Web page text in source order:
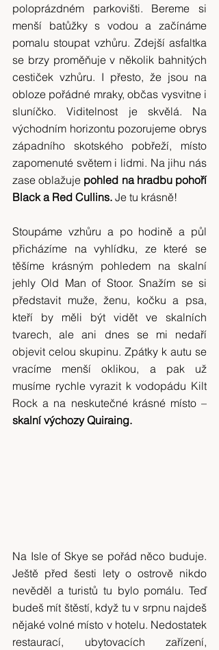
poloprázdném parkovišti. Bereme si
menší batůžky s vodou a začínáme
pomalu stoupat vzhůru. Zdejší asfaltka
se brzy proměňuje v několik bahnitých
cestiček vzhůru. I přesto, že jsou na
obloze pořádné mraky, občas vysvitne i
sluníčko. Viditelnost je skvělá. Na
východním horizontu pozorujeme obrys
západního skotského pobřeží, místo
zapomenuté světem i lidmi. Na jihu nás
zase oblažuje pohled na hradbu pohoří
Black a Red Cullins. Je tu krásně!
Stoupáme vzhůru a po hodině a půl
přicházíme na vyhlídku, ze které se
těšíme krásným pohledem na skalní
jehly Old Man of Stoor. Snažím se si
představit muže, ženu, kočku a psa,
kteří by měli být vidět ve skalních
tvarech, ale ani dnes se mi nedaří
objevit celou skupinu. Zpátky k autu se
vracíme menší oklikou, a pak už
musíme rychle vyrazit k vodopádu Kilt
Rock a na neskutečné krásné místo –
skalní výchozy Quiraing.
Na Isle of Skye se pořád něco buduje.
Ještě před šesti lety o ostrově nikdo
nevěděl a turistů tu bylo pomálu. Teď
budeš mít štěstí, když tu v srpnu najdeš
nějaké volné místo v hotelu. Nedostatek
restaurací, ubytovacích zařízení,